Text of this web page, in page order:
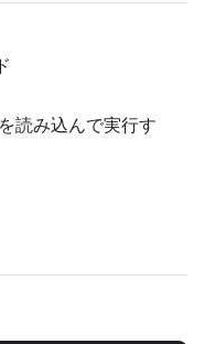
読み込んで実行す